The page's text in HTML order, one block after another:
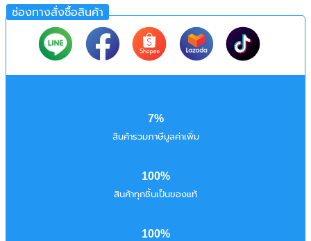
ช่องทางสั่งซื้อสินค้า
7%
สินค้ารวมภาษีมูลค่าเพิ่ม
100%
สินค้าทุกชิ้นเป็นของแท้
100%